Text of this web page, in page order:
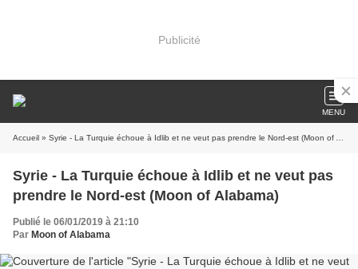
Publicité
MENU
Accueil » Syrie - La Turquie échoue à Idlib et ne veut pas prendre le Nord-est (Moon of Alabama)
Syrie - La Turquie échoue à Idlib et ne veut pas
prendre le Nord-est (Moon of Alabama)
Publié le 06/01/2019 à 21:10
Par Moon of Alabama